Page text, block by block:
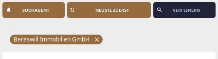
SUCHAGENT VERFEINERN
Bereswill Immobilien GmbH